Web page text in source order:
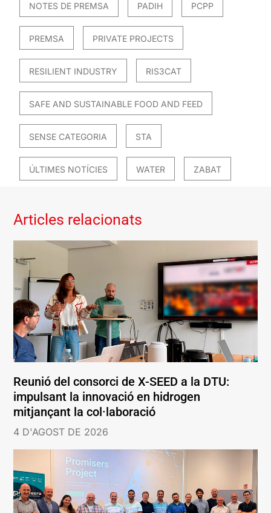
NOTES DE PREMSA PADIH PCPP
PREMSA PRIVATE PROJECTS
RESILIENT INDUSTRY RIS3CAT
SAFE AND SUSTAINABLE FOOD AND FEED
SENSE CATEGORIA STA
ÚLTIMES NOTÍCIES WATER ZABAT
Articles relacionats
Reunió del consorci de X-SEED a la DTU:
impulsant la innovació en hidrogen
mitjançant la col·laboració
4 D'AGOST DE 2026